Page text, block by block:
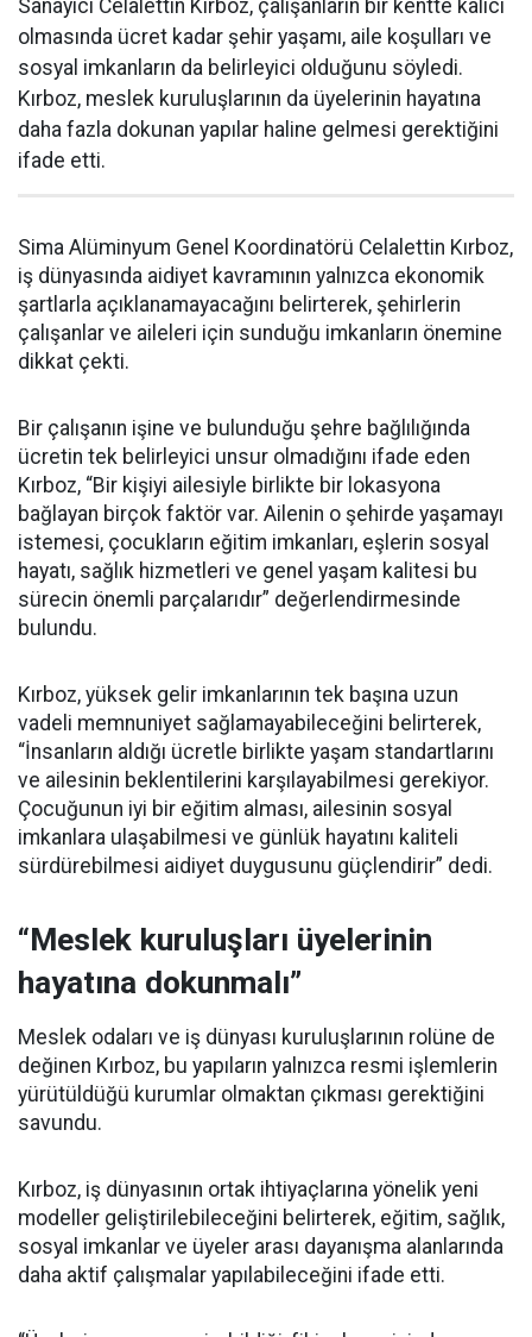
Sanayici Celalettin Kırboz, çalışanların bir kentte kalıcı
olmasında ücret kadar şehir yaşamı, aile koşulları ve
sosyal imkanların da belirleyici olduğunu söyledi.
Kırboz, meslek kuruluşlarının da üyelerinin hayatına
daha fazla dokunan yapılar haline gelmesi gerektiğini
ifade etti.
Sima Alüminyum Genel Koordinatörü Celalettin Kırboz,
iş dünyasında aidiyet kavramının yalnızca ekonomik
şartlarla açıklanamayacağını belirterek, şehirlerin
çalışanlar ve aileleri için sunduğu imkanların önemine
dikkat çekti.
Bir çalışanın işine ve bulunduğu şehre bağlılığında
ücretin tek belirleyici unsur olmadığını ifade eden
Kırboz, “Bir kişiyi ailesiyle birlikte bir lokasyona
bağlayan birçok faktör var. Ailenin o şehirde yaşamayı
istemesi, çocukların eğitim imkanları, eşlerin sosyal
hayatı, sağlık hizmetleri ve genel yaşam kalitesi bu
sürecin önemli parçalarıdır” değerlendirmesinde
bulundu.
Kırboz, yüksek gelir imkanlarının tek başına uzun
vadeli memnuniyet sağlamayabileceğini belirterek,
“İnsanların aldığı ücretle birlikte yaşam standartlarını
ve ailesinin beklentilerini karşılayabilmesi gerekiyor.
Çocuğunun iyi bir eğitim alması, ailesinin sosyal
imkanlara ulaşabilmesi ve günlük hayatını kaliteli
sürdürebilmesi aidiyet duygusunu güçlendirir” dedi.
“Meslek kuruluşları üyelerinin
hayatına dokunmalı”
Meslek odaları ve iş dünyası kuruluşlarının rolüne de
değinen Kırboz, bu yapıların yalnızca resmi işlemlerin
yürütüldüğü kurumlar olmaktan çıkması gerektiğini
savundu.
Kırboz, iş dünyasının ortak ihtiyaçlarına yönelik yeni
modeller geliştirilebileceğini belirterek, eğitim, sağlık,
sosyal imkanlar ve üyeler arası dayanışma alanlarında
daha aktif çalışmalar yapılabileceğini ifade etti.